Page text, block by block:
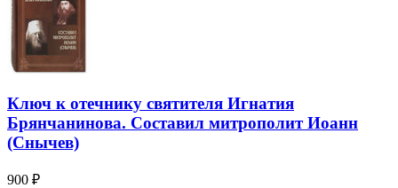
Ключ к отечнику святителя Игнатия
Брянчанинова. Составил митрополит Иоанн
(Снычев)
900 ₽